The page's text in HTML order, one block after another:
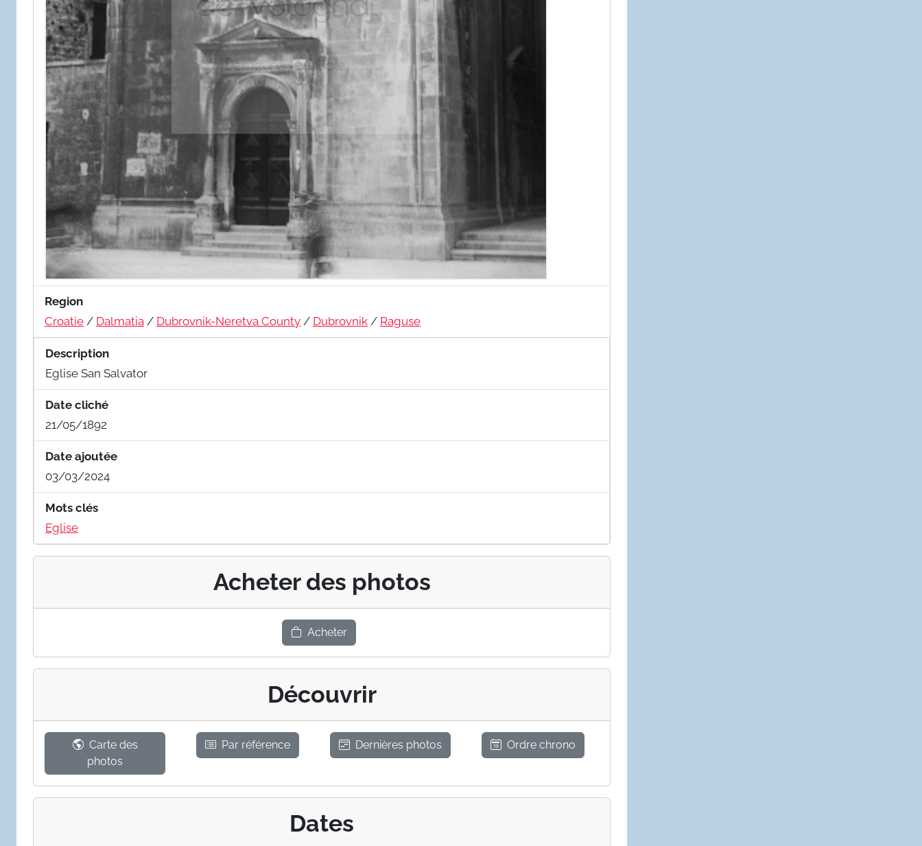
Region
Croatie / Dalmatia / Dubrovnik-Neretva County / Dubrovnik / Raguse
Description
Eglise San Salvator
Date cliché
21/05/1892
Date ajoutée
03/03/2024
Mots clés
Eglise
Acheter des photos
Acheter
Découvrir
Carte des
photos
Par référence Dernières photos Ordre chrono
Dates